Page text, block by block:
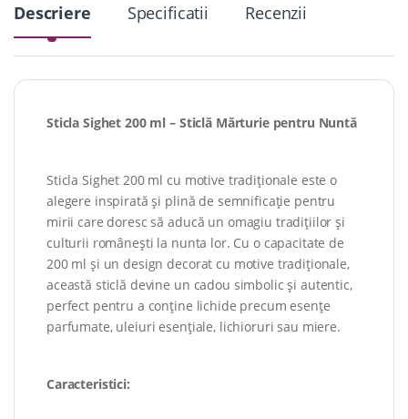
Descriere Specificatii Recenzii
Sticla Sighet 200 ml – Sticlă Mărturie pentru Nuntă
Sticla Sighet 200 ml cu motive tradiționale este o
alegere inspirată și plină de semnificație pentru
mirii care doresc să aducă un omagiu tradițiilor și
culturii românești la nunta lor. Cu o capacitate de
200 ml și un design decorat cu motive tradiționale,
această sticlă devine un cadou simbolic și autentic,
perfect pentru a conține lichide precum esențe
parfumate, uleiuri esențiale, lichioruri sau miere.
Caracteristici: